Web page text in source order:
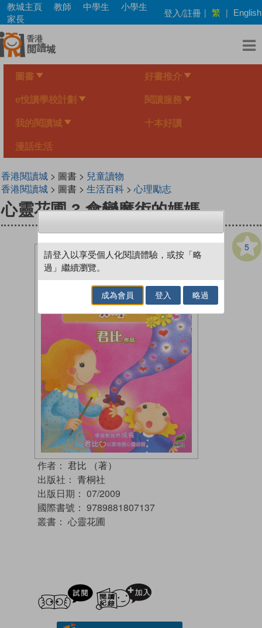
Skip
main
content
教城主頁 教師 中學生
小學生
家長
登入/註冊 | 繁 | English
圖書 好書推介
e悅讀學校計劃 閱讀服務
我的閱讀城 十本好讀
漫話生活
香港閱讀城> 圖書 > 兒童讀物
香港閱讀城> 圖書 > 生活百科> 心理勵志
心靈花圃 3 會變魔術的媽媽
5
作者： 君比 （著）
出版社： 青桐社
出版日期： 07/2009
國際書號： 9789881807137
叢書： 心靈花圃
試閲
請登入以享受個人化閱讀體驗，或按「略
過」繼續瀏覽。
成為會員 登入 略過